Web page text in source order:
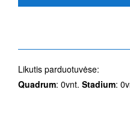
Likutis parduotuvėse:
Quadrum: 0vnt. Stadium: